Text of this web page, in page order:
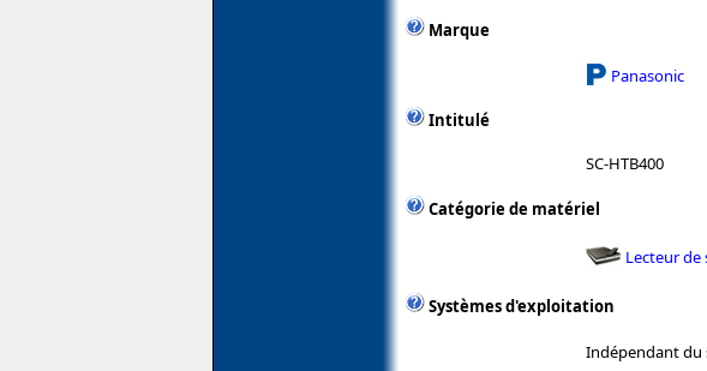
Marque
Panasonic
Intitulé
SC-HTB400
Catégorie de matériel
Lecteur de
Systèmes d'exploitation
Indépendant du